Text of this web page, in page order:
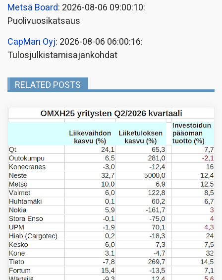
Metsä Board: 2026-08-06 09:00:10:
Puolivuosikatsaus
CapMan Oyj: 2026-08-06 06:00:16:
Tulosjulkistamisajankohdat
RELATED POSTS